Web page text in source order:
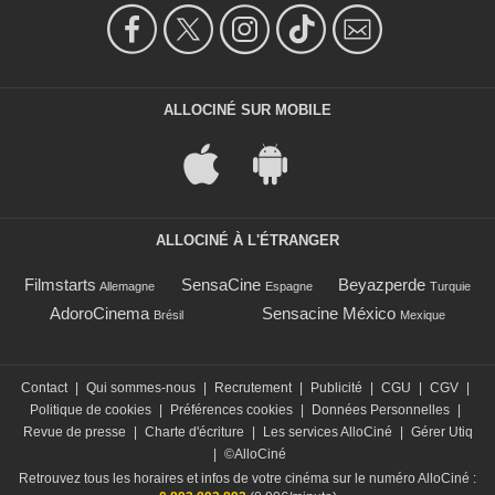
ALLOCINÉ SUR MOBILE
ALLOCINÉ À L'ÉTRANGER
Filmstarts Allemagne SensaCine Espagne Beyazperde Turquie
AdoroCinema Brésil Sensacine México Mexique
Contact Qui sommes-nous Recrutement Publicité CGU CGV
Politique de cookies
Préférences cookies Données Personnelles
Revue de presse
Charte d'écriture Les services AlloCiné
Gérer Utiq
©AlloCiné
Retrouvez tous les horaires et infos de votre cinéma sur le numéro AlloCiné :